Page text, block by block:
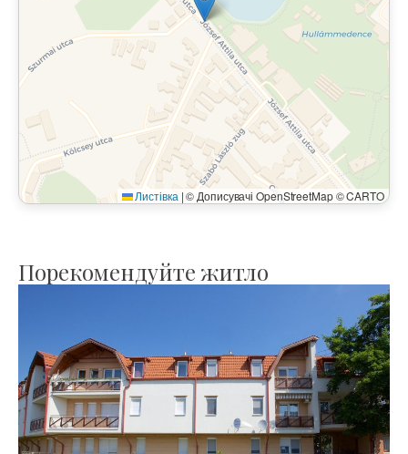
Листівка |© Дописувачі OpenStreetMap © CARTO
Порекомендуйте житло